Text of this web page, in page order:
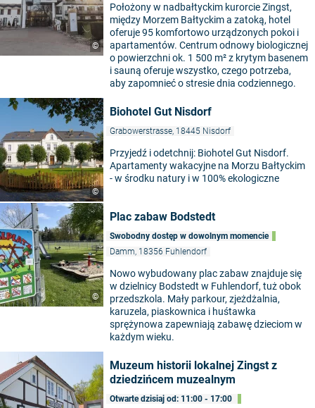
©
Położony w nadbałtyckim kurorcie Zingst,
między Morzem Bałtyckim a zatoką, hotel
oferuje 95 komfortowo urządzonych pokoi i
apartamentów. Centrum odnowy biologicznej
o powierzchni ok. 1 500 m² z krytym basenem
i sauną oferuje wszystko, czego potrzeba,
aby zapomnieć o stresie dnia codziennego.
©
Biohotel Gut Nisdorf
Grabowerstrasse, 18445 Nisdorf
Przyjedź i odetchnij: Biohotel Gut Nisdorf.
Apartamenty wakacyjne na Morzu Bałtyckim
- w środku natury i w 100% ekologiczne
©
Plac zabaw Bodstedt
Swobodny dostęp w dowolnym momencie
Damm, 18356 Fuhlendorf
Nowo wybudowany plac zabaw znajduje się
w dzielnicy Bodstedt w Fuhlendorf, tuż obok
przedszkola. Mały parkour, zjeżdżalnia,
karuzela, piaskownica i huśtawka
sprężynowa zapewniają zabawę dzieciom w
każdym wieku.
Muzeum historii lokalnej Zingst z
dziedzińcem muzealnym
Otwarte dzisiaj od: 11:00 - 17:00